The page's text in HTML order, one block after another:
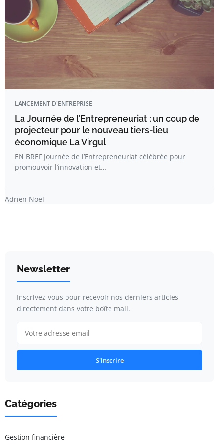
LANCEMENT D'ENTREPRISE
La Journée de l’Entrepreneuriat : un coup de
projecteur pour le nouveau tiers-lieu
économique La Virgul
EN BREF Journée de l’Entrepreneuriat célébrée pour
promouvoir l’innovation et…
Adrien Noël
Newsletter
Inscrivez-vous pour recevoir nos derniers articles
directement dans votre boîte mail.
S'inscrire
Catégories
Gestion financière